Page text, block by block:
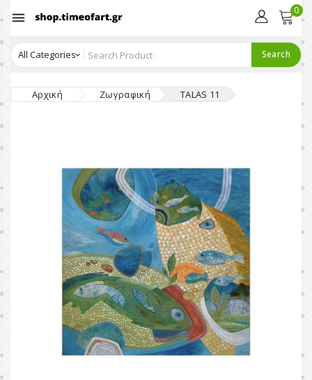
0

Search
Αρχική Ζωγραφική TALAS 11